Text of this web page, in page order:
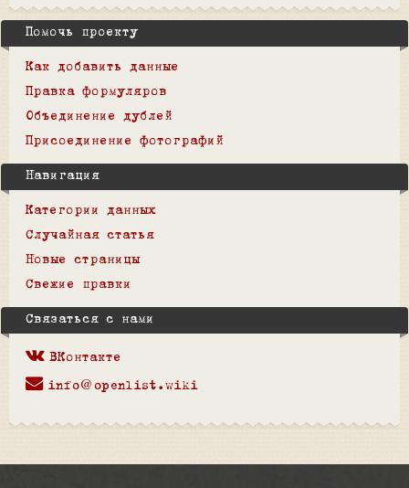
Помочь проекту
Как добавить данные
Правка формуляров
Объединение дублей
Присоединение фотографий
Навигация
Категории данных
Случайная статья
Новые страницы
Свежие правки
Связаться с нами
ВКонтакте
info@openlist.wiki